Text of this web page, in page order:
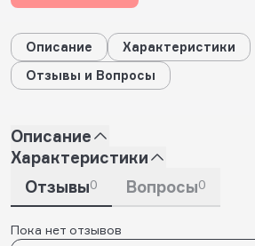
Описание
Характеристики
Отзывы и Вопросы
Описание
Характеристики
Отзывы0 Вопросы0
Пока нет отзывов